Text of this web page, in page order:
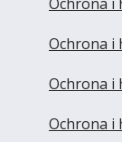
Ochrona i
Ochrona i
Ochrona i